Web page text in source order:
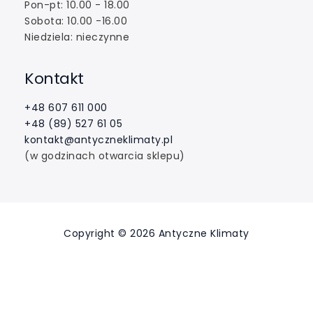
Pon-pt: 10.00 - 18.00
Sobota: 10.00 -16.00
Niedziela: nieczynne
Kontakt
+48 607 611 000
+48 (89) 527 61 05
kontakt@antyczneklimaty.pl
(w godzinach otwarcia sklepu)
Copyright © 2026 Antyczne Klimaty